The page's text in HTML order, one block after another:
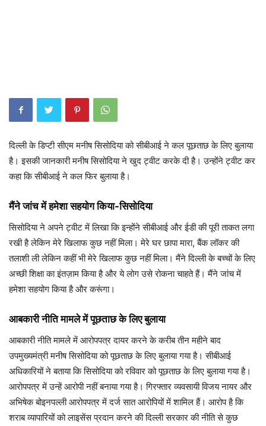
दिल्ली के डिप्टी सीएम मनीष सिसोदिया को सीबीआई ने कल पूछताछ के लिए बुलाया
है। इसकी जानकारी मनीष सिसोदिया ने खुद ट्वीट करके दी है। उन्होंने ट्वीट कर
कहा कि सीबीआई ने कल फिर बुलाया है।
मैंने जांच में हमेशा सहयोग किया-सिसोदिया
सिसोदिया ने अपने ट्वीट में लिखा कि इन्होंने सीबीआई और ईडी की पूरी ताकत लगा
रखी है लेकिन मेरे खिलाफ कुछ नहीं मिला। मेरे घर छापा मारा, बैंक लॉकर की
तलाशी ली लेकिन कहीं भी मेरे खिलाफ कुछ नहीं मिला। मैंने दिल्ली के बच्चों के लिए
अच्छी शिक्षा का इंतज़ाम किया है और ये लोग उसे रोकना चाहते हैं। मैंने जांच में
हमेशा सहयोग किया है और करूंगा।
आबकारी नीति मामले में पूछताछ के लिए बुलाया
आबकारी नीति मामले में आरोपपत्र दायर करने के करीब तीन महीने बाद
उपमुख्यमंत्री मनीष सिसोदिया को पूछताछ के लिए बुलाया गया है। सीबीआई
अधिकारियों ने बताया कि सिसोदिया को रविवार को पूछताछ के लिए बुलाया गया है।
आरोपपत्र में उन्हें आरोपी नहीं बनाया गया है। गिरफ्तार व्यवसायी विजय नायर और
अभिषेक बोइनपल्ली आरोपपत्र में दर्ज सात आरोपियों में शामिल हैं। आरोप है कि
शराब व्यापारियों को लाइसेंस प्रदान करने की दिल्ली सरकार की नीति से कुछ